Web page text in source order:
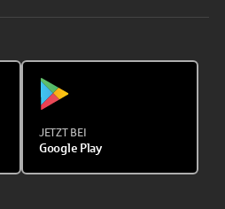
JETZT BEI
Google Play